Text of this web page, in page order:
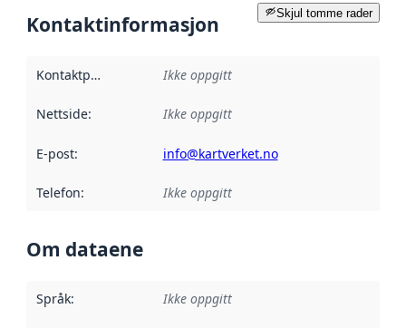
Skjul tomme rader
Kontaktinformasjon
Kontaktpunkt Ikke oppgitt
Nettside: Ikke oppgitt
E-post: info@kartverket.no
Telefon: Ikke oppgitt
Om dataene
Språk: Ikke oppgitt